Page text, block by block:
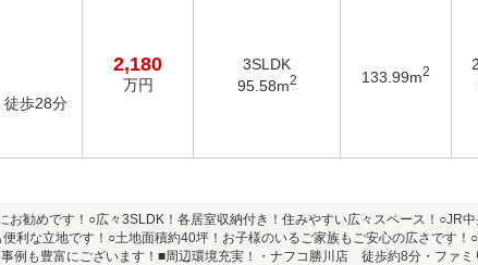
徒歩28分
2,180
万円
3SLDK
95.58m2 133.99m2
お勧めです！○広々3SLDK！各居室収納付き！住みやすい広々スペース！○JR中
利な立地です！○土地面積約40坪！お子様のいるご家族もご安心の広さです！
例も豊富にございます！■周辺環境充実！・ナフコ勝川店 徒歩約8分・ファミ